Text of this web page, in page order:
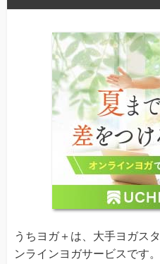
うちヨガ＋は、大手ヨガス
ンラインヨガサービスです